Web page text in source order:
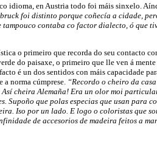
idioma, en Austria todo foi máis sinxelo.
foi distinto porque coñecía a cidade,
tampouco contaba co factor dialecto, ó que
o primeiro que recorda do seu contacto
do paisaxe, o primeiro que lle ven á
é un dos sentidos con máis capacidade
norma cúmprese. “Recordo o cheiro da
Así cheira Alemaña! Era un olor moi
Supoño que polas especias que usan para
Iso por un lado. E logo o coloristas que
de accesorios de madeira feitos a